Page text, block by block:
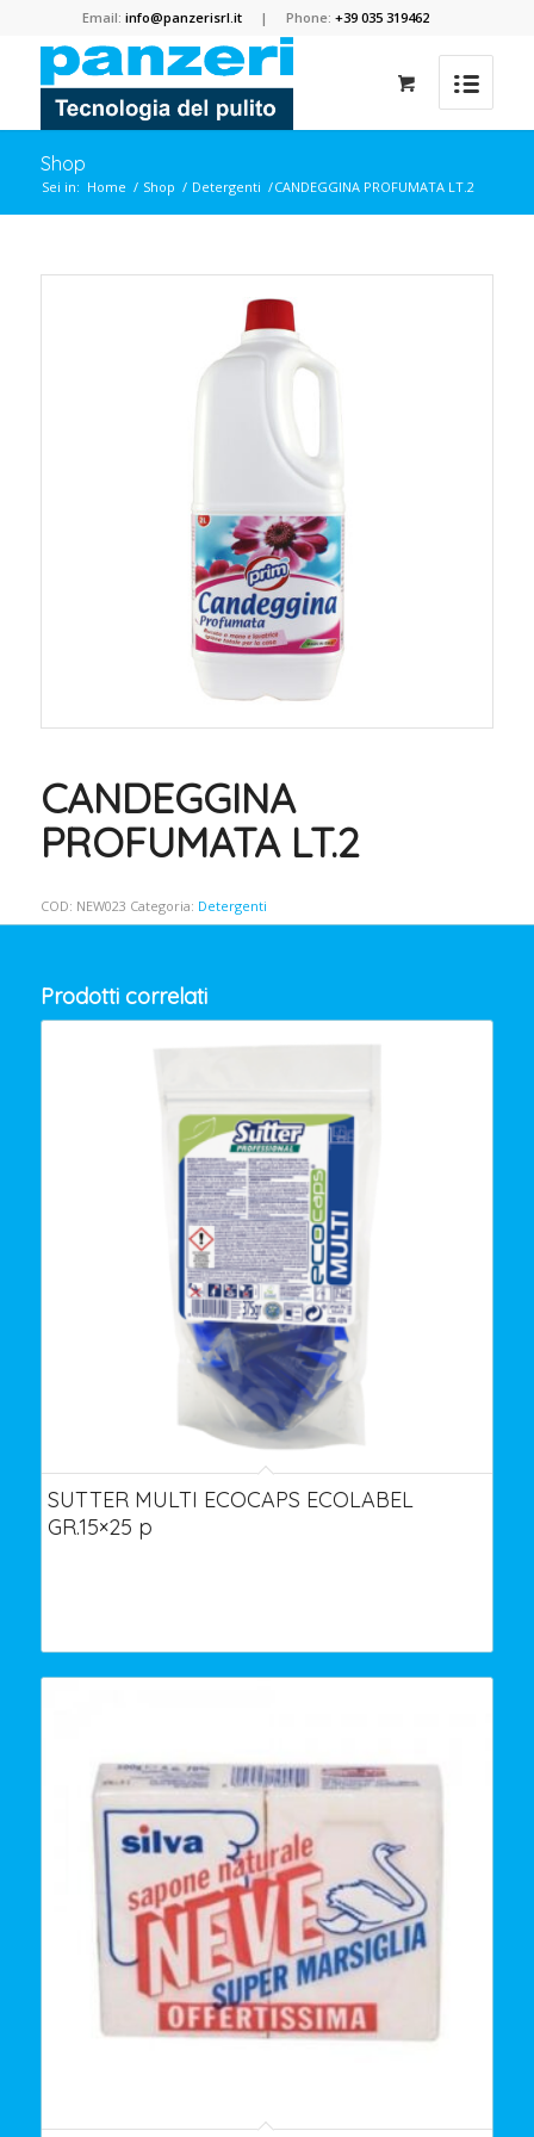
Email:info@panzerisrl.it | Phone:+39 035 319462
Shop
Sei in: Home / Shop / Detergenti /CANDEGGINA PROFUMATA LT.2
CANDEGGINA
PROFUMATA LT.2
COD: NEW023 Categoria: Detergenti
Prodotti correlati
SUTTER MULTI ECOCAPS ECOLABEL
GR.15×25 p